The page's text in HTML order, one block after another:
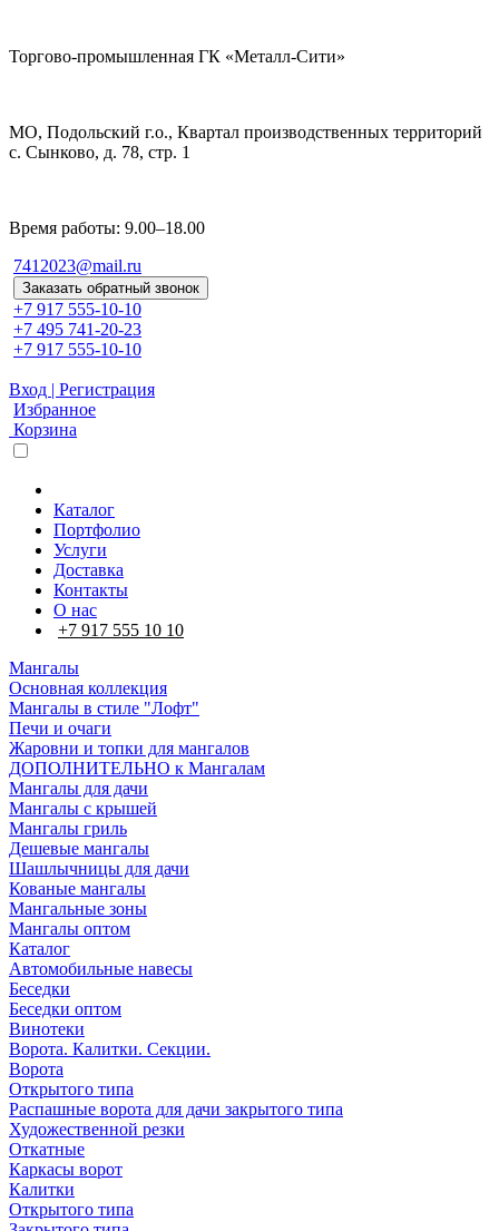
Торгово-промышленная ГК «Металл-Сити»
МО, Подольский г.о., Квартал производственных территорий
с. Сынково, д. 78, стр. 1
Время работы: 9.00–18.00
7412023@mail.ru
Заказать обратный звонок
+7 917 555-10-10
+7 495 741-20-23
+7 917 555-10-10
Вход | Регистрация
Избранное
Корзина
Каталог
Портфолио
Услуги
Доставка
Контакты
О нас
+7 917 555 10 10
Мангалы
Основная коллекция
Мангалы в стиле "Лофт"
Печи и очаги
Жаровни и топки для мангалов
ДОПОЛНИТЕЛЬНО к Мангалам
Мангалы для дачи
Мангалы с крышей
Мангалы гриль
Дешевые мангалы
Шашлычницы для дачи
Кованые мангалы
Мангальные зоны
Мангалы оптом
Каталог
Автомобильные навесы
Беседки
Беседки оптом
Винотеки
Ворота. Калитки. Секции.
Ворота
Открытого типа
Распашные ворота для дачи закрытого типа
Художественной резки
Откатные
Каркасы ворот
Калитки
Открытого типа